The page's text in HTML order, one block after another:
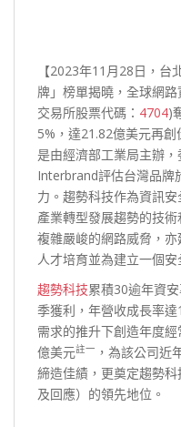
【2023年11月28日，
牌」榜單揭曉，全球網
交易所股票代碼： 4704)
5%，達21.82億美元再創
是由經濟部工業局主辦
Interbrand評估台灣品牌
力。趨勢科技作為資訊
產業轉型發展趨勢的技
複雜嚴峻的網路威脅，
人才培育並為建立一個
趨勢科技累積30逾年資
季獲利，年營收成長率
需求的推升下創造年度
億美元註一 ，為該公司近
締造佳績，更奠定趨勢
及回應）的領先地位。